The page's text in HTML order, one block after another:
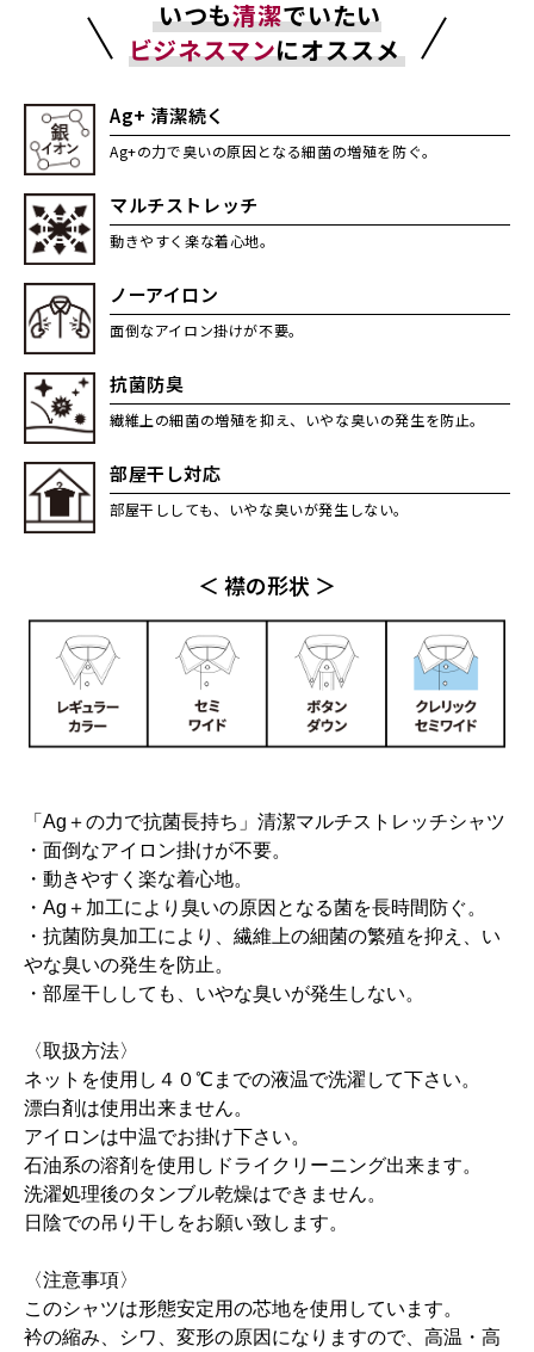
いつも清潔でいたい
ビジネスマンにオススメ
Ag+ 清潔続く
Ag+の力で臭いの原因となる細菌の増殖を防ぐ。
マルチストレッチ
動きやすく楽な着心地。
ノーアイロン
面倒なアイロン掛けが不要。
抗菌防臭
繊維上の細菌の増殖を抑え、いやな臭いの発生を防止。
部屋干し対応
部屋干ししても、いやな臭いが発生しない。
＜ 襟の形状 ＞
「Ag＋の力で抗菌長持ち」清潔マルチストレッチシャツ
・面倒なアイロン掛けが不要。
・動きやすく楽な着心地。
・Ag＋加工により臭いの原因となる菌を長時間防ぐ。
・抗菌防臭加工により、繊維上の細菌の繁殖を抑え、い
やな臭いの発生を防止。
・部屋干ししても、いやな臭いが発生しない。
〈取扱方法〉
ネットを使用し４０℃までの液温で洗濯して下さい。
漂白剤は使用出来ません。
アイロンは中温でお掛け下さい。
石油系の溶剤を使用しドライクリーニング出来ます。
洗濯処理後のタンブル乾燥はできません。
日陰での吊り干しをお願い致します。
〈注意事項〉
このシャツは形態安定用の芯地を使用しています。
衿の縮み、シワ、変形の原因になりますので、高温・高